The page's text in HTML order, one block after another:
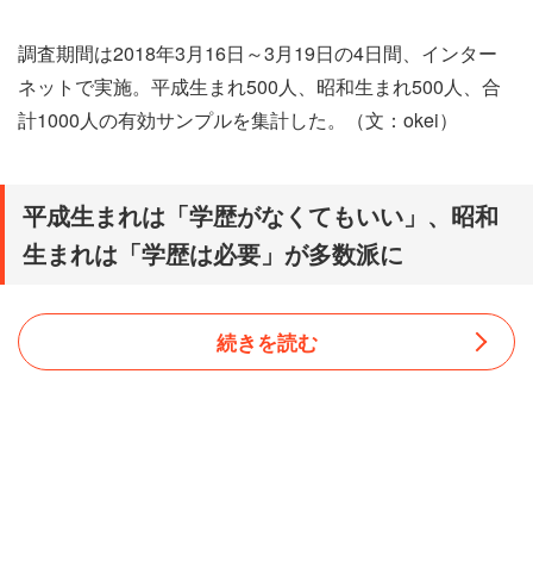
調査期間は2018年3月16日～3月19日の4日間、インター
ネットで実施。平成生まれ500人、昭和生まれ500人、合
計1000人の有効サンプルを集計した。（文：okei）
平成生まれは「学歴がなくてもいい」、昭和
生まれは「学歴は必要」が多数派に
続きを読む